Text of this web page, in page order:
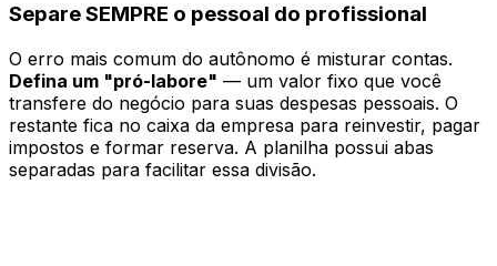
Separe SEMPRE o pessoal do profissional
O erro mais comum do autônomo é misturar contas.
Defina um "pró-labore" — um valor fixo que você
transfere do negócio para suas despesas pessoais. O
restante fica no caixa da empresa para reinvestir, pagar
impostos e formar reserva. A planilha possui abas
separadas para facilitar essa divisão.